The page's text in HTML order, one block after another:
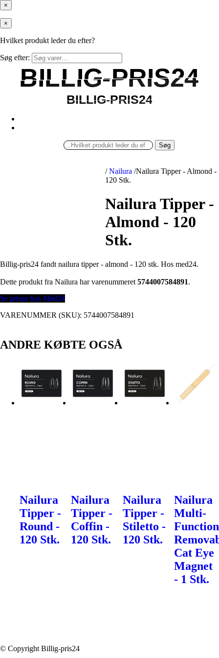
×
×
Hvilket produkt leder du efter?
Søg efter:
BILLIG-PRIS24
BILLIG-PRIS24
BILLIG-PRIS24
BILLIG-PRIS24
Søg
/ Nailura /Nailura Tipper - Almond -
120 Stk.
Nailura Tipper -
Almond - 120
Stk.
Billig-pris24 fandt nailura tipper - almond - 120 stk. Hos med24.
Dette produkt fra Nailura har varenummeret 5744007584891.
Se prisen hos Med24
VARENUMMER (SKU): 5744007584891
ANDRE KØBTE OGSÅ
Nailura
Tipper -
Round -
120 Stk.
Nailura
Tipper -
Coffin -
120 Stk.
Nailura
Tipper -
Stiletto -
120 Stk.
Nailura
Multi-
Cat Eye
Magnet
- 1 Stk.
© Copyright Billig-pris24